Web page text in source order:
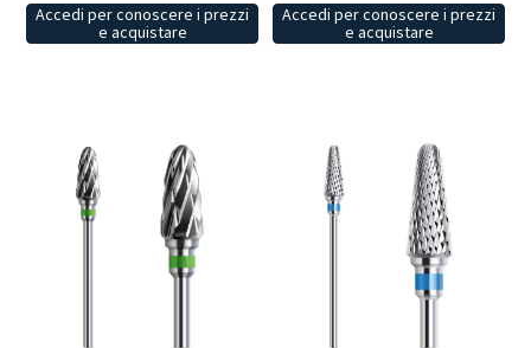
Accedi per conoscere i prezzi
e acquistare
Accedi per conoscere i prezzi
e acquistare